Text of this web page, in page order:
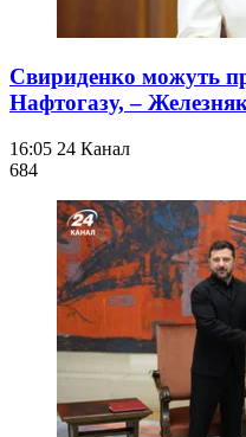
Свириденко можуть
Нафтогазу, –
16:05 24 Канал
684